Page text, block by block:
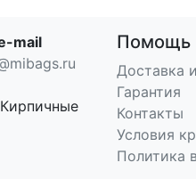
mail
Помощь
Доставка
Гарантия
Контакты
Условия
Политика